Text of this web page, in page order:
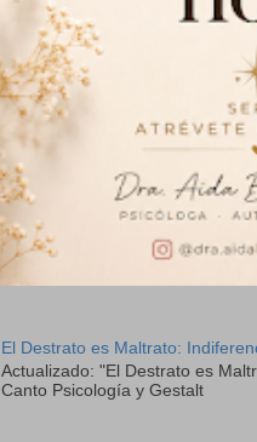
El Destrato es Maltrato:
Actualizado: "El Destrato es
Canto Psicología y Gestalt